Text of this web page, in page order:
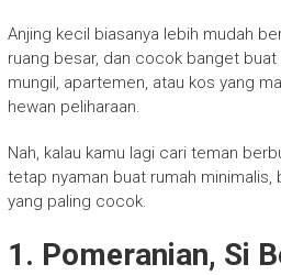
Anjing kecil biasanya lebih mudah
ruang besar, dan cocok banget
mungil, apartemen, atau kos yang
hewan peliharaan.
Nah, kalau kamu lagi cari teman
tetap nyaman buat rumah minimalis,
yang paling cocok.
1. Pomeranian, Si